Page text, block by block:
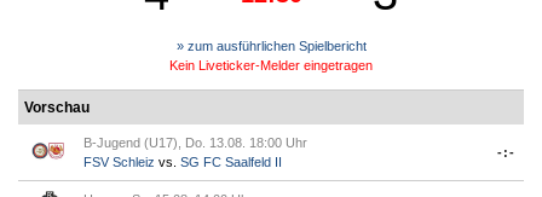
» zum ausführlichen Spielbericht
Kein Liveticker-Melder eingetragen
Vorschau
B-Jugend (U17), Do. 13.08. 18:00 Uhr
FSV Schleiz vs. SG FC Saalfeld II
-:-